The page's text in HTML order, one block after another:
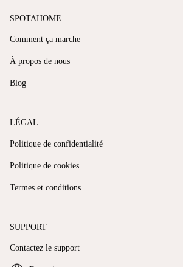
SPOTAHOME
Comment ça marche
À propos de nous
Blog
LÉGAL
Politique de confidentialité
Politique de cookies
Termes et conditions
SUPPORT
Contactez le support